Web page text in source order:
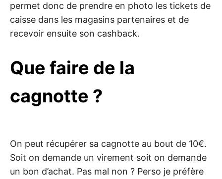
permet donc de prendre en photo les tickets de
caisse dans les magasins partenaires et de
recevoir ensuite son cashback.
Que faire de la
cagnotte ?
On peut récupérer sa cagnotte au bout de 10€.
Soit on demande un virement soit on demande
un bon d’achat. Pas mal non ? Perso je préfère